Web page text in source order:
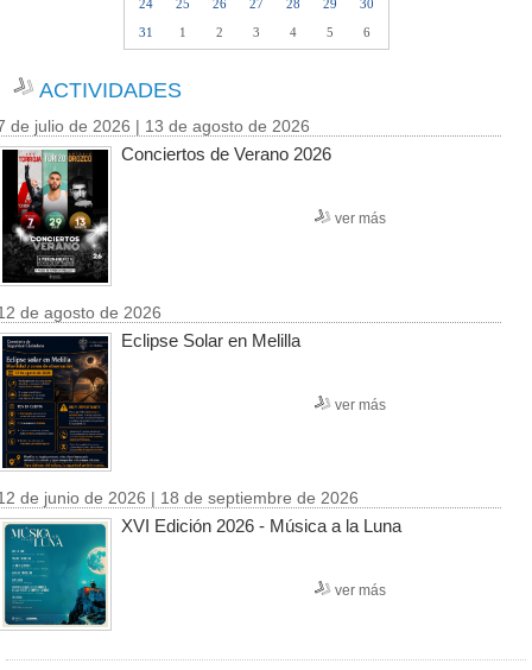
24
25 26 27 28 29
30
31
1 2 3 4 5 6
ACTIVIDADES
de julio de 2026 | 13 de agosto de 2026
Conciertos de Verano 2026
ver más
de agosto de 2026
Eclipse Solar en Melilla
ver más
de junio de 2026 | 18 de septiembre de 2026
XVI Edición 2026 - Música a la Luna
ver más